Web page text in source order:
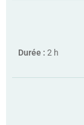
Durée : 2 h